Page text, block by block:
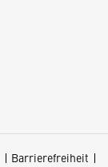
Barrierefreiheit